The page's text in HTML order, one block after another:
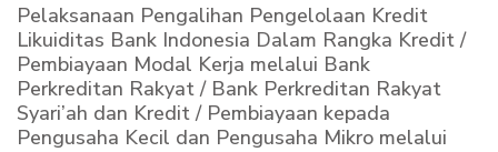
Pelaksanaan Pengalihan Pengelolaan Kredit
Likuiditas Bank Indonesia Dalam Rangka Kredit /
Pembiayaan Modal Kerja melalui Bank
Perkreditan Rakyat / Bank Perkreditan Rakyat
Syari’ah dan Kredit / Pembiayaan kepada
Pengusaha Kecil dan Pengusaha Mikro melalui